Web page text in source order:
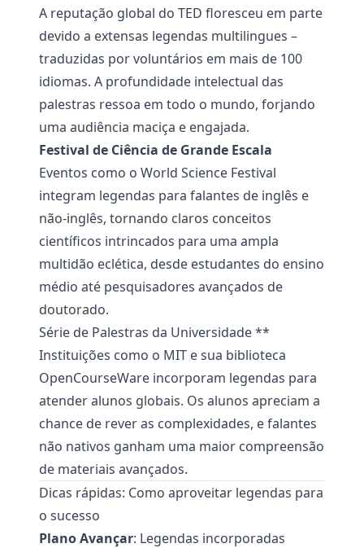
A reputação global do TED floresceu em parte
devido a extensas legendas multilingues –
traduzidas por voluntários em mais de 100
idiomas. A profundidade intelectual das
palestras ressoa em todo o mundo, forjando
uma audiência maciça e engajada.
Festival de Ciência de Grande Escala
Eventos como o World Science Festival
integram legendas para falantes de inglês e
não-inglês, tornando claros conceitos
científicos intrincados para uma ampla
multidão eclética, desde estudantes do ensino
médio até pesquisadores avançados de
doutorado.
Série de Palestras da Universidade **
Instituições como o MIT e sua biblioteca
OpenCourseWare incorporam legendas para
atender alunos globais. Os alunos apreciam a
chance de rever as complexidades, e falantes
não nativos ganham uma maior compreensão
de materiais avançados.
Dicas rápidas: Como aproveitar legendas para
o sucesso
Plano Avançar: Legendas incorporadas